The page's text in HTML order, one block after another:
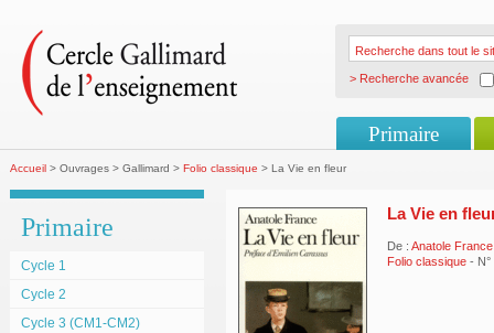
> Recherche avancée
Primaire
Accueil > Ouvrages > Gallimard > Folio classique > La Vie en fleur
Primaire
Cycle 1
Cycle 2
Cycle 3 (CM1-CM2)
La Vie en
De : Anatole France
Folio classique - N°